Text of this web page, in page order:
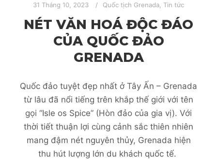
31 Tháng 10, 2023 Quốc tịch Grenada Tin tức
NÉT VĂN HOÁ ĐỘC ĐÁO
CỦA QUỐC ĐẢO
GRENADA
Quốc đảo tuyệt đẹp nhất ở Tây Ấn – Grenada
từ lâu đã nổi tiếng trên khắp thế giới với tên
gọi “Isle os Spice” (Hòn đảo của gia vị). Với
thời tiết thuận lợi cùng cảnh sắc thiên nhiên
mang đậm nét nguyên thủy, Grenada hiện
thu hút lượng lớn du khách quốc tế.